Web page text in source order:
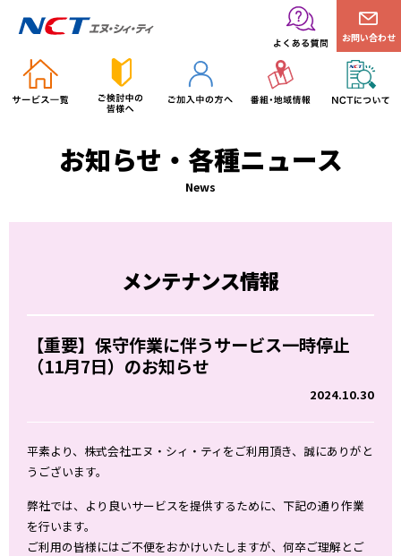
お問い合わせ
お知らせ・各種ニュース
News
メンテナンス情報
【重要】保守作業に伴うサービス一時停止
（11月7日）のお知らせ
2024.10.30
平素より、株式会社エヌ・シィ・ティをご利用頂き、誠にありがと
うございます。
弊社では、より良いサービスを提供するために、下記の通り作業
を行います。
ご利用の皆様にはご不便をおかけいたしますが、何卒ご理解とご